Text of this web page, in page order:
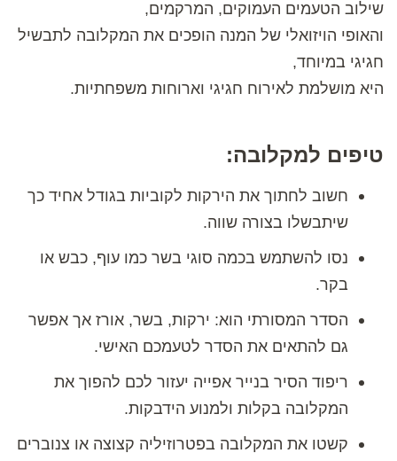
שילוב הטעמים העמוקים, המרקמים,
והאופי הויזואלי של המנה הופכים את המקלובה לתבשיל
חגיגי במיוחד,
היא מושלמת לאירוח חגיגי וארוחות משפחתיות.
טיפים למקלובה:
חשוב לחתוך את הירקות לקוביות בגודל אחיד כך
שיתבשלו בצורה שווה.
נסו להשתמש בכמה סוגי בשר כמו עוף, כבש או
בקר.
הסדר המסורתי הוא: ירקות, בשר, אורז אך אפשר
גם להתאים את הסדר לטעמכם האישי.
ריפוד הסיר בנייר אפייה יעזור לכם להפוך את
המקלובה בקלות ולמנוע הידבקות.
קשטו את המקלובה בפטרוזיליה קצוצה או צנוברים